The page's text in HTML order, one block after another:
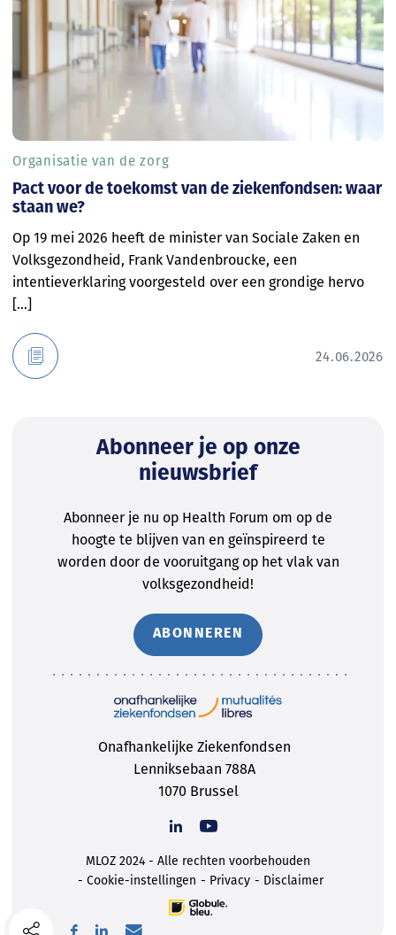
Pact voor de toekomst van de ziekenfondsen: waar
staan we?
Op 19 mei 2026 heeft de minister van Sociale Zaken en
Volksgezondheid, Frank Vandenbroucke, een
intentieverklaring voorgesteld over een grondige hervo
[...]
Organisatie van de zorg
24.06.2026
Abonneer je op onze
nieuwsbrief
Abonneer je nu op Health Forum om op de
hoogte te blijven van en geïnspireerd te
worden door de vooruitgang op het vlak van
volksgezondheid!
ABONNEREN
Onafhankelijke Ziekenfondsen
Lenniksebaan 788A
1070 Brussel
MLOZ 2024 - Alle rechten voorbehouden
Cookie-instellingen
Privacy Disclaimer